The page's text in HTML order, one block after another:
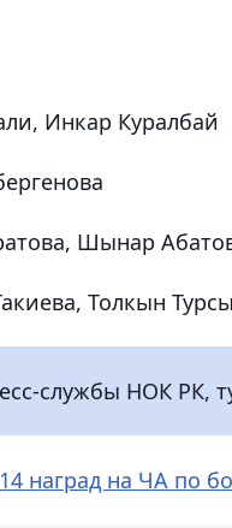
Инкар Куралбай
Шынар
Толкын
службы НОК РК,
14 наград на ЧА по